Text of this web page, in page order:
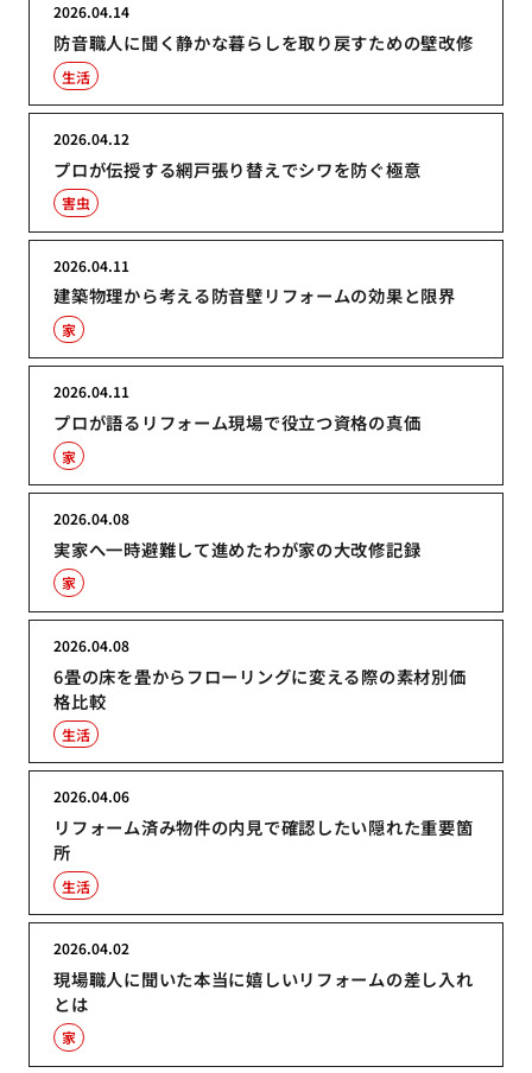
防音職人に聞く静かな暮らしを取り戻すための壁改修
2026.04.14
生活
プロが伝授する網戸張り替えでシワを防ぐ極意
2026.04.12
害虫
建築物理から考える防音壁リフォームの効果と限界
2026.04.11
家
プロが語るリフォーム現場で役立つ資格の真価
2026.04.11
家
実家へ一時避難して進めたわが家の大改修記録
2026.04.08
家
6畳の床を畳からフローリングに変える際の素材別価
格比較
2026.04.08
生活
リフォーム済み物件の内見で確認したい隠れた重要箇
所
2026.04.06
生活
現場職人に聞いた本当に嬉しいリフォームの差し入れ
とは
2026.04.02
家